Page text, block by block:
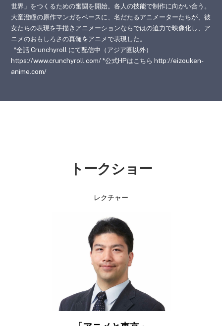
世界」をつくるための奮闘を開始。各人の技能で制作に向かい合う。
大童澄瞳の原作マンガをベースに、名だたるアニメーターたちが、彼
女たちの表現を手描きアニメーションならではの迫力で映像化し、ア
ニメのおもしろさの真髄をアニメで表現した。
*全話 Crunchyroll にて配信中（アジア圏以外）
https://www.crunchyroll.com/ *公式HPはこちら http://eizouken-
anime.com/
トークショー
レクチャー